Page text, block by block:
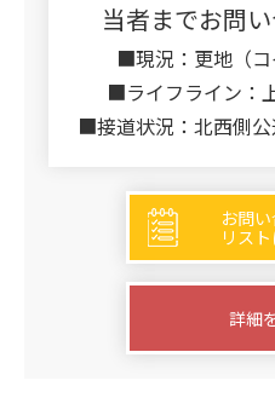
当者までお問
■現況：更地（コ
■ライフライン：
■接道状況：北西側
お問
リス
詳細